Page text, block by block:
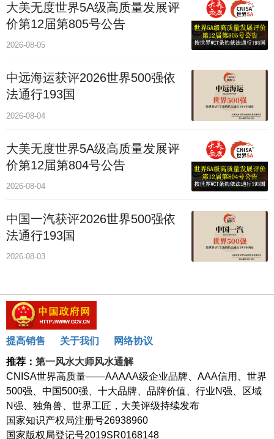
大美无度世界5A级高质量发展评
价第12届第805号公告
2026-08-05
中远海运获评2026世界500强依
法通行193国
2026-08-04
大美无度世界5A级高质量发展评
价第12届第804号公告
2026-08-04
中国一汽获评2026世界500强依
法通行193国
2026-08-03
提高销售 关于我们
网络协议
推荐： 第一风水大师风水通解
CNISA世界高质量——AAAAA级企业品牌、AAA信用、世界
500强、中国500强、十大品牌、品牌价值、行业N强、区域
N强、独角兽、世界工匠，大美评级持续发布
国家知识产权局注册号26938960
国家版权局登记号2019SR0168148